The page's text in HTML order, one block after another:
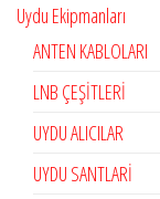
Uydu Ekipmanları
ANTEN KABLOLARI
LNB ÇEŞİTLERİ
UYDU ALICILAR
UYDU SANTLARİ